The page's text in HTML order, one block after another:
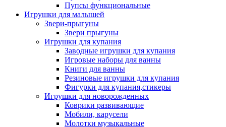
Пупсы функциональные
Игрушки для малышей
Звери-прыгуны
Звери прыгуны
Игрушки для купания
Заводные игрушки для купания
Игровые наборы для ванны
Книги для ванны
Резиновые игрушки для купания
Фигурки для купания,стикеры
Игрушки для новорожденных
Коврики развивающие
Мобили, карусели
Молотки музыкальные